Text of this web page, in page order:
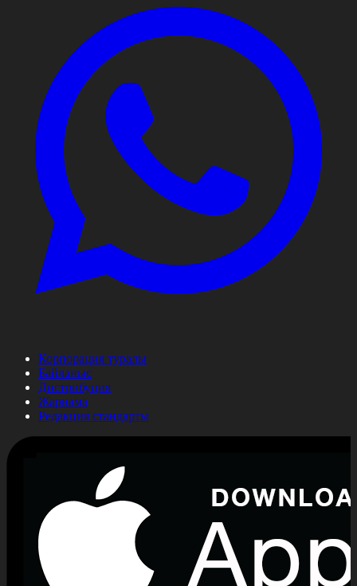
Корпорация туралы
Байланыс
Дистрибуция
Жарнама
Редакция стандарты